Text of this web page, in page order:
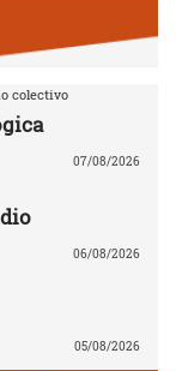
colectivo
07/08/2026
06/08/2026
05/08/2026